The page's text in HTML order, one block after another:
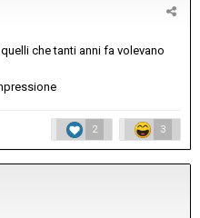
che tanti anni fa volevano
2 3